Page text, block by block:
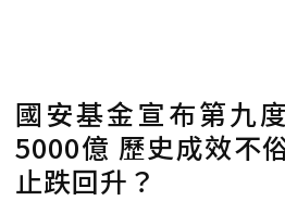
國安基金宣布第九
5000億 歷史成效不
止跌回升？